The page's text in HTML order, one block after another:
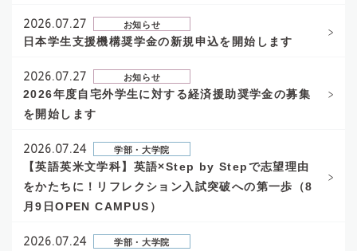
2026.07.27 お知らせ
日本学生支援機構奨学金の新規申込を開始します
2026.07.27 お知らせ
2026年度自宅外学生に対する経済援助奨学金の募集
を開始します
2026.07.24 学部・大学院
【英語英米文学科】英語×Step by Stepで志望理由
をかたちに！リフレクション入試突破への第一歩（8
月9日OPEN CAMPUS）
2026.07.24 学部・大学院